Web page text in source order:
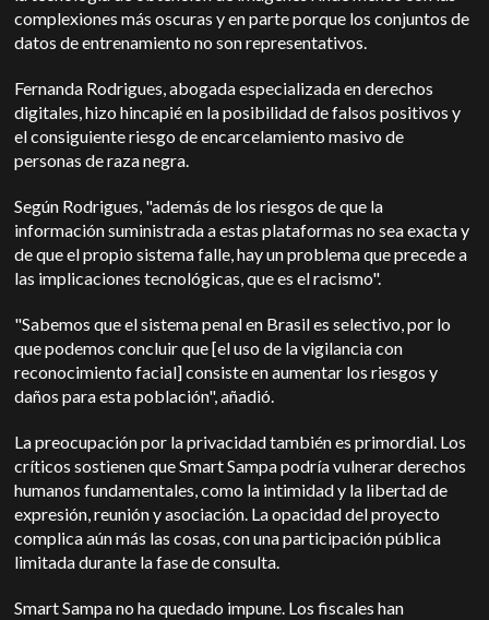
complexiones más oscuras y en parte porque los conjuntos de
datos de entrenamiento no son representativos.
Fernanda Rodrigues, abogada especializada en derechos
digitales, hizo hincapié en la posibilidad de falsos positivos y
el consiguiente riesgo de encarcelamiento masivo de
personas de raza negra.
Según Rodrigues, "además de los riesgos de que la
información suministrada a estas plataformas no sea exacta y
de que el propio sistema falle, hay un problema que precede a
las implicaciones tecnológicas, que es el racismo".
"Sabemos que el sistema penal en Brasil es selectivo, por lo
que podemos concluir que [el uso de la vigilancia con
reconocimiento facial] consiste en aumentar los riesgos y
daños para esta población", añadió.
La preocupación por la privacidad también es primordial. Los
críticos sostienen que Smart Sampa podría vulnerar derechos
humanos fundamentales, como la intimidad y la libertad de
expresión, reunión y asociación. La opacidad del proyecto
complica aún más las cosas, con una participación pública
limitada durante la fase de consulta.
Smart Sampa no ha quedado impune. Los fiscales han